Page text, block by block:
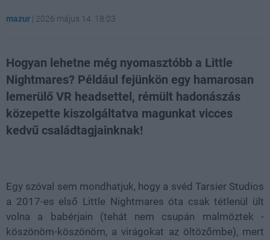
mazur | 2026 május 14. 18:03
Hogyan lehetne még nyomasztóbb a Little
Nightmares? Például fejünkön egy hamarosan
lemerülő VR headsettel, rémült hadonászás
közepette kiszolgáltatva magunkat vicces
kedvű családtagjainknak!
Egy szóval sem mondhatjuk, hogy a svéd Tarsier Studios
a 2017-es első Little Nightmares óta csak tétlenül ült
volna a babérjain (tehát nem csupán malmöztek -
köszönöm-köszönöm, a virágokat az öltözőmbe), mert